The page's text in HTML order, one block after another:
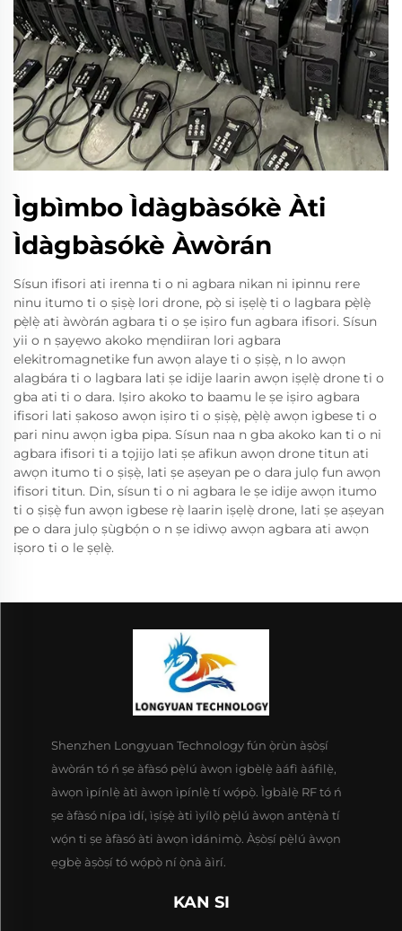
Ìgbìmbo Ìdàgbàsókè Àti
Ìdàgbàsókè Àwòrán
Sísun ifisori ati irenna ti o ni agbara nikan ni ipinnu rere
ninu itumo ti o ṣiṣẹ̀ lori drone, pọ̀ si iṣẹlẹ̀ ti o lagbara pẹ̀lẹ̀
pẹ̀lẹ̀ ati àwòrán agbara ti o ṣe iṣiro fun agbara ifisori. Sísun
yii o n ṣayẹwo akoko mẹndiiran lori agbara
elekitromagnetike fun awọn alaye ti o ṣiṣẹ̀, n lo awọn
alagbára ti o lagbara lati ṣe idije laarin awọn iṣẹlẹ̀ drone ti o
gba ati ti o dara. Iṣiro akoko to baamu le ṣe iṣiro agbara
ifisori lati ṣakoso awọn iṣiro ti o ṣiṣẹ̀, pẹ̀lẹ̀ awọn igbese ti o
pari ninu awọn igba pipa. Sísun naa n gba akoko kan ti o ni
agbara ifisori ti a tọjijo lati ṣe afikun awọn drone titun ati
awọn itumo ti o ṣiṣẹ̀, lati ṣe aṣeyan pe o dara julọ fun awọn
ifisori titun. Din, sísun ti o ni agbara le ṣe idije awọn itumo
ti o ṣiṣẹ̀ fun awọn igbese rẹ̀ laarin iṣẹlẹ̀ drone, lati ṣe aṣeyan
pe o dara julọ ṣùgbọ́n o n ṣe idiwọ awọn agbara ati awọn
iṣoro ti o le ṣẹlẹ̀.
Shenzhen Longyuan Technology fún ọ̀rùn àṣòṣí
àwòrán tó ń ṣe àfàsó pẹ̀lú àwọn igbèlẹ̀ àáfì àáfìlẹ̀,
àwọn ìpínlẹ̀ àtì àwọn ìpínlẹ̀ tí wọ́pọ̀. Ìgbàlẹ̀ RF tó ń
ṣe àfàsó nípa ìdí, ìṣíṣẹ̀ àti ìyílọ̀ pẹ̀lú àwọn antẹ̀nà tí
wọ́n ti ṣe àfàsó àti àwọn ìdánimọ̀. Àṣòṣí pẹ̀lú àwọn
ẹgbẹ̀ àṣòṣí tó wọ́pọ̀ ní ọ̀nà àìrí.
KAN SI